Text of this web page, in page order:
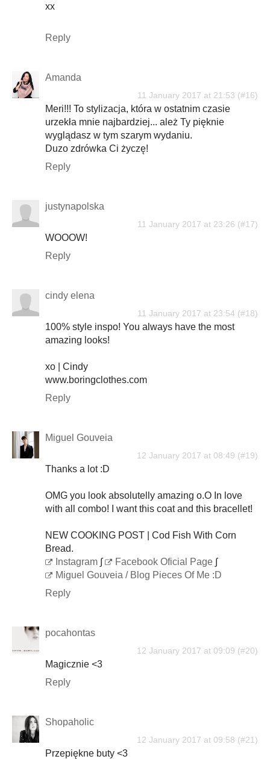
xx
Reply
Amanda
11 January 2017 at 21:53
Meri!!! To stylizacja, która w ostatnim czasie
urzekła mnie najbardziej... ależ Ty pięknie
wyglądasz w tym szarym wydaniu.
Duzo zdrówka Ci życzę!
Reply
justynapolska
11 January 2017 at 23:26
WOOOW!
Reply
cindy elena
11 January 2017 at 23:54
100% style inspo! You always have the most
amazing looks!
xo | Cindy
www.boringclothes.com
Reply
Miguel Gouveia
12 January 2017 at 08:49
Thanks a lot :D
OMG you look absolutelly amazing o.O In love
with all combo! I want this coat and this bracellet!
NEW COOKING POST | Cod Fish With Corn
Bread.
Instagram ∫ Facebook Oficial Page ∫
Miguel Gouveia / Blog Pieces Of Me :D
Reply
pocahontas
12 January 2017 at 09:09
Magicznie <3
Reply
Shopaholic
12 January 2017 at 09:58
Przepiękne buty <3